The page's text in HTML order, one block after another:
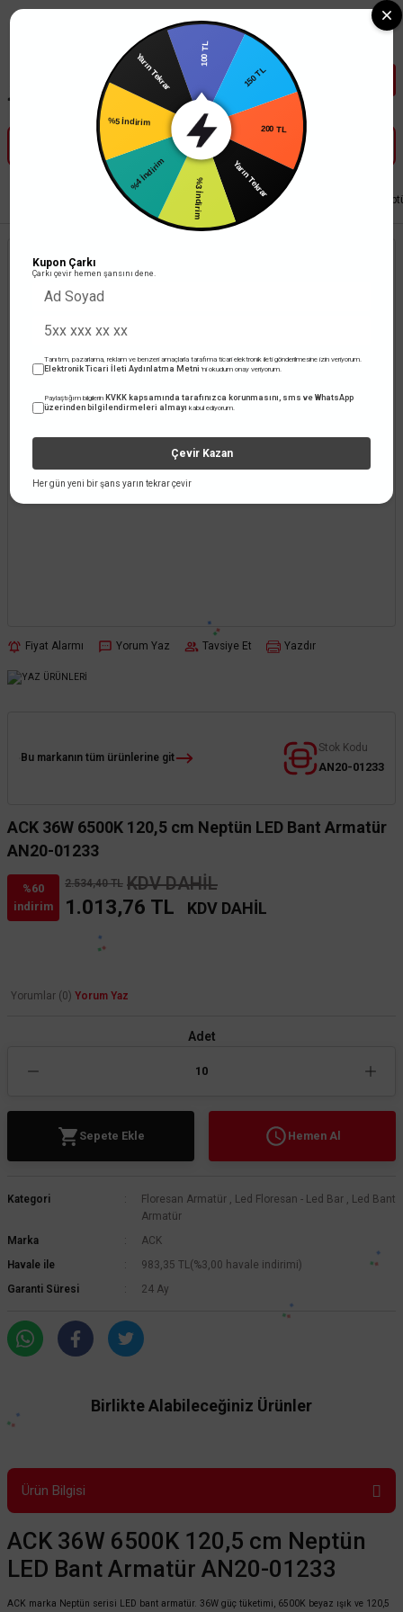
Tüm Banka Kartlarına Vade Farksız 3-5 Taksit Fırsatı Mailorder ile
Aydınlatma Floresan Armatür ACK 36W 6500K 120,5 cm
Fiyat Alarmı Yorum Yaz Tavsiye Et Yazdır
Bu markanın tüm ürünlerine git
Stok Kodu
AN20-01233
ACK 36W 6500K 120,5 cm Neptün LED Bant Armatür
AN20-01233
%60
indirim
2.534,40 TL KDV DAHİL
1.013,76 TL KDV DAHİL
Yorumlar (0) Yorum Yaz
Adet
Sepete Ekle Hemen Al
Kategori Floresan Armatür Led Floresan - Led Bar
Led Bant
Armatür
Marka
ACK
Havale ile
983,35 TL (%3,00 havale indirimi)
Garanti Süresi
24 Ay
Birlikte Alabileceğiniz Ürünler
Ürün Bilgisi
ACK 36W 6500K 120,5 cm Neptün
LED Bant Armatür AN20-01233
ACK marka Neptün serisi LED bant armatür. 36W güç tüketimi, 6500K beyaz ışık ve 120,5
100 TL
150 TL
200 TL
Yarın Tekrar
%3 İndirim
%4 İndirim
%5 İndirim
Yarın Tekrar
Kupon Çarkı
Çarkı çevir hemen şansını dene.
Tanıtım, pazarlama, reklam ve benzeri amaçlarla tarafıma ticari elektronik ileti gönderilmesine izin veriyorum.
Elektronik Ticari İleti Aydınlatma Metni 'ni okudum onay veriyorum.
Paylaştığım bilgilerin KVKK kapsamında tarafınızca korunmasını, sms ve WhatsApp
üzerinden bilgilendirmeleri almayı kabul ediyorum.
Çevir Kazan
Her gün yeni bir şans yarın tekrar çevir